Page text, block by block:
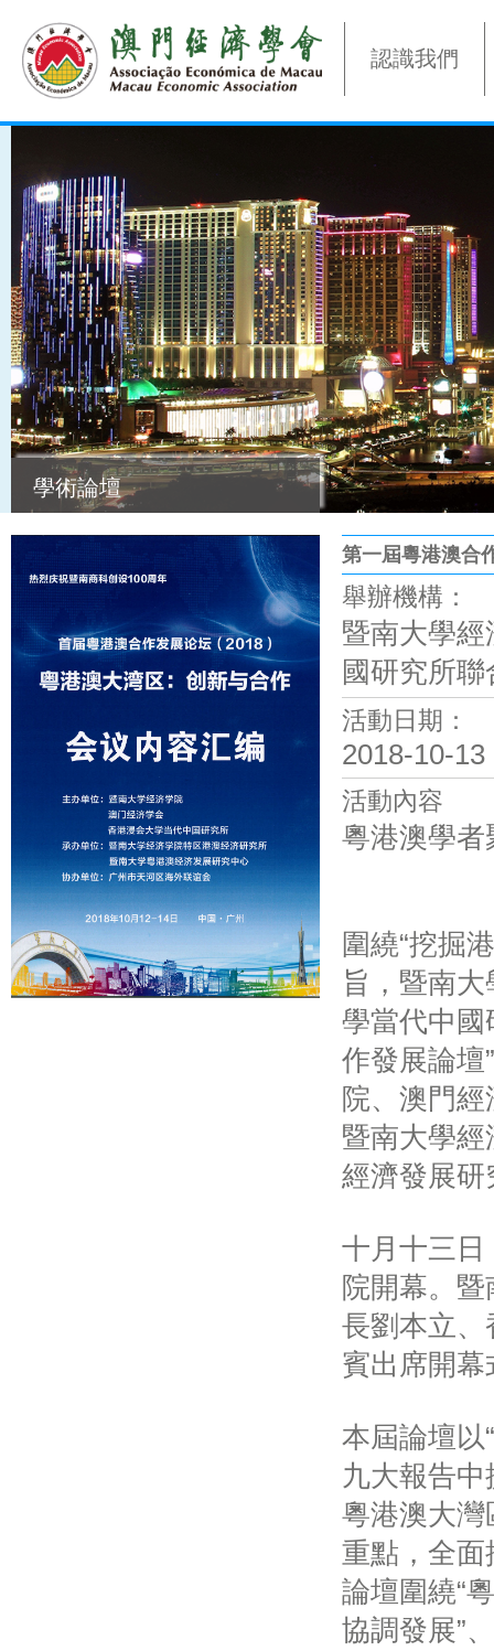
認識我們
學術論壇
第一屆粵港澳合
舉辦機構：
暨南大學
國研究所
活動日期：
2018-10-13
活動內容
粵港澳學
圍繞“挖掘
旨，暨南
學當代中國
作發展論壇
院、澳門
暨南大學
經濟發展
十月十三
院開幕。
長劉本立
賓出席開
本屆論壇以
九大報告
粵港澳大
重點，全面
論壇圍繞“
協調發展”